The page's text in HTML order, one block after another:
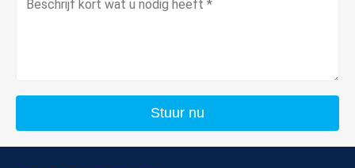
Stuur nu